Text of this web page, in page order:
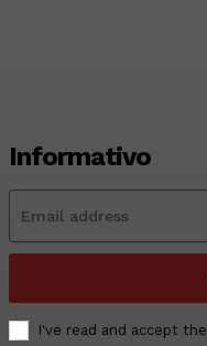
Informativo
I've read and accept the